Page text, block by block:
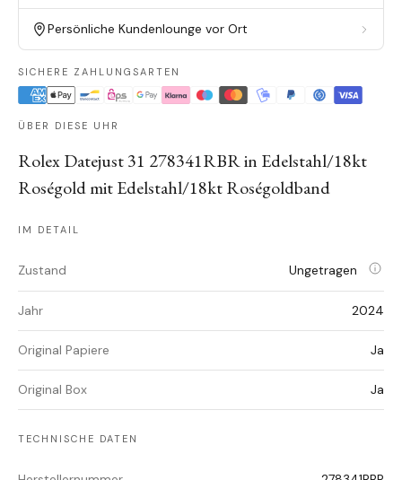
Persönliche Kundenlounge vor Ort
SICHERE ZAHLUNGSARTEN
ÜBER DIESE UHR
Rolex Datejust 31 278341RBR in Edelstahl/18kt
Roségold mit Edelstahl/18kt Roségoldband
IM DETAIL
Zustand Ungetragen
Jahr 2024
Original Papiere Ja
Original Box Ja
TECHNISCHE DATEN